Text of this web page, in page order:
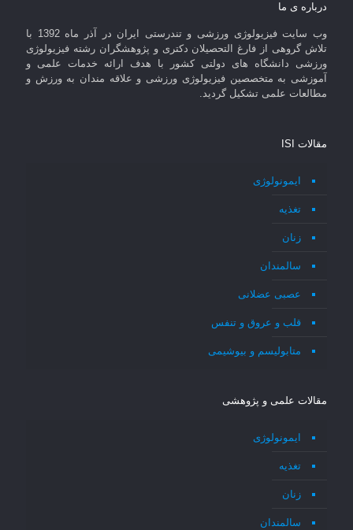
درباره ی ما
وب سایت فیزیولوژی ورزشی و تندرستی ایران در آذر ماه 1392 با
تلاش گروهی از فارغ التحصیلان دکتری و پژوهشگران رشته فیزیولوژی
ورزشی دانشگاه های دولتی کشور با هدف ارائه خدمات علمی و
آموزشی به متخصصین فیزیولوژی ورزشی و علاقه مندان به ورزش و
مطالعات علمی تشکیل گردید.
مقالات ISI
ایمونولوژی
تغذیه
زنان
سالمندان
عصبی عضلانی
قلب و عروق و تنفس
متابولیسم و بیوشیمی
مقالات علمی و پژوهشی
ایمونولوژی
تغذیه
زنان
سالمندان